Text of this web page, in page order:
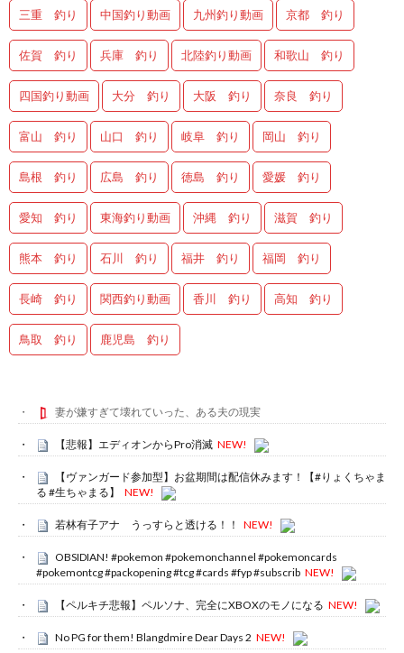
三重 釣り 中国釣り動画 九州釣り動画 京都 釣り
佐賀 釣り 兵庫 釣り 北陸釣り動画 和歌山 釣り
四国釣り動画 大分 釣り 大阪 釣り 奈良 釣り
富山 釣り 山口 釣り 岐阜 釣り 岡山 釣り
島根 釣り 広島 釣り 徳島 釣り 愛媛 釣り
愛知 釣り 東海釣り動画 沖縄 釣り 滋賀 釣り
熊本 釣り 石川 釣り 福井 釣り 福岡 釣り
長崎 釣り 関西釣り動画 香川 釣り 高知 釣り
鳥取 釣り 鹿児島 釣り
妻が嫌すぎて壊れていった、ある夫の現実
【悲報】エディオンからPro消滅 NEW!
【ヴァンガード参加型】お盆期間は配信休みます！【#りょくちゃま
る #生ちゃまる】
NEW!
若林有子アナ うっすらと透ける！！ NEW!
OBSIDIAN! #pokemon #pokemonchannel #pokemoncards
#pokemontcg #packopening #tcg #cards #fyp #subscrib NEW!
【ペルキチ悲報】ペルソナ、完全にXBOXのモノになる NEW!
No PG for them! Blangdmire Dear Days 2 NEW!